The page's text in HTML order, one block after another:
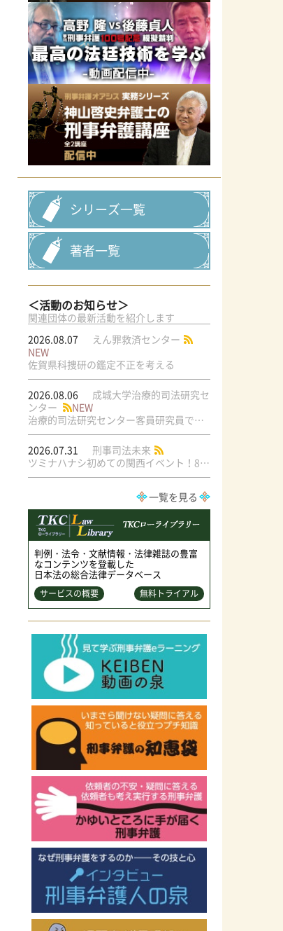
シリーズ一覧
著者一覧
＜活動のお知らせ＞
関連団体の最新活動を紹介します
2026.08.07
えん罪救済センター
NEW
佐賀県科捜研の鑑定不正を考える
2026.08.06
成城大学治療的司法研究セ
ンター
NEW
治療的司法研究センター客員研究員で元・弁護士の菅原直美氏の論文が公刊されました
2026.07.31
刑事司法未来
ツミナハナシ初めての関西イベント！8/17（月）＠梅田ラテラル
一覧を見る
判例・法令・文献情報・法律雑誌の豊富
なコンテンツを登載した
日本法の総合法律データベース
サービスの概要 無料トライアル